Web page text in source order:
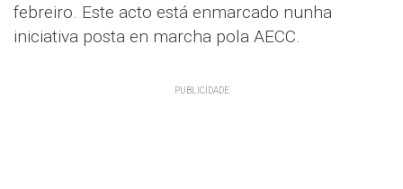
febreiro. Este acto está enmarcado nunha
iniciativa posta en marcha pola AECC.